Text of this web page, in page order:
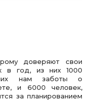
доверяют свои
в год, из них 1000
нам заботы о
и 6000 человек,
за планированием